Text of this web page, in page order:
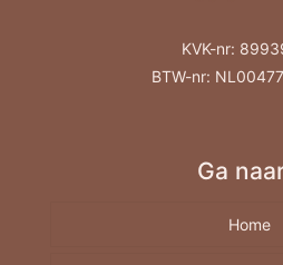
KVK-nr:
BTW-nr:
Ga
Home